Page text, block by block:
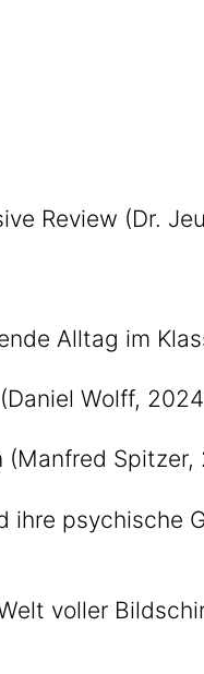
Review (Dr.
Alltag im
Wolff,
Spitzer,
ihre psychische
voller